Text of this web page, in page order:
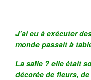
J’ai eu à exécuter
monde passait à
La salle ? elle était
décorée de fleurs,